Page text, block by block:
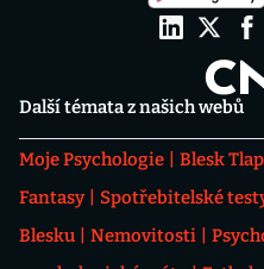
Další témata z našich webů
Moje Psychologie Blesk
Fantasy
Spotřebitelské
Blesku
Nemovitosti